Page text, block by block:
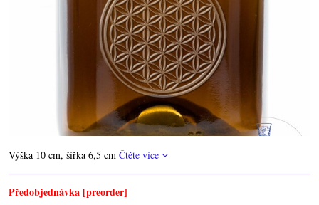
Výška 10 cm, šířka 6,5 cm Čtěte více
Předobjednávka [preorder]